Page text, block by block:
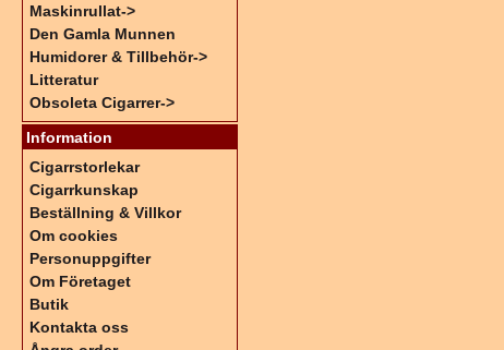
Maskinrullat->
Den Gamla Munnen
Humidorer & Tillbehör->
Litteratur
Obsoleta Cigarrer->
Information
Cigarrstorlekar
Cigarrkunskap
Beställning & Villkor
Om cookies
Personuppgifter
Om Företaget
Butik
Kontakta oss